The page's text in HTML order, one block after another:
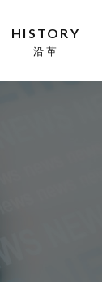
HISTORY
沿革